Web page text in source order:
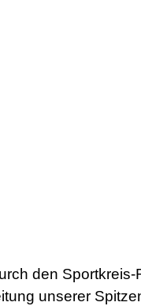
den Sportkreis-
unserer